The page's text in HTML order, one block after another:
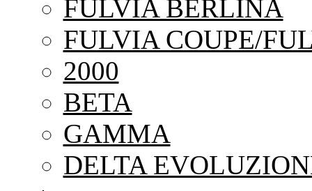
FULVIA BERLINA
FULVIA COUPE/
2000
BETA
GAMMA
DELTA